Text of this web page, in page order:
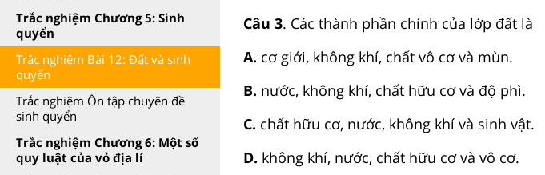
Trắc nghiệm Chương 5: Sinh
quyển
Trắc nghiệm Bài 12: Đất và sinh
quyển
Trắc nghiệm Ôn tập chuyên đề
sinh quyển
Trắc nghiệm Chương 6: Một số
quy luật của vỏ địa lí
Câu 3. Các thành phần chính của lớp đất là
A. cơ giới, không khí, chất vô cơ và mùn.
B. nước, không khí, chất hữu cơ và độ phì.
C. chất hữu cơ, nước, không khí và sinh vật.
D. không khí, nước, chất hữu cơ và vô cơ.